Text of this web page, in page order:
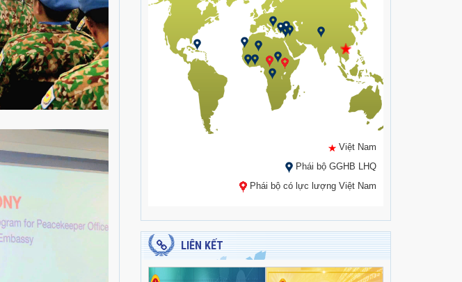
Việt Nam
Phái bộ GGHB LHQ
Phái bộ có lực lượng Việt Nam
LIÊN KẾT